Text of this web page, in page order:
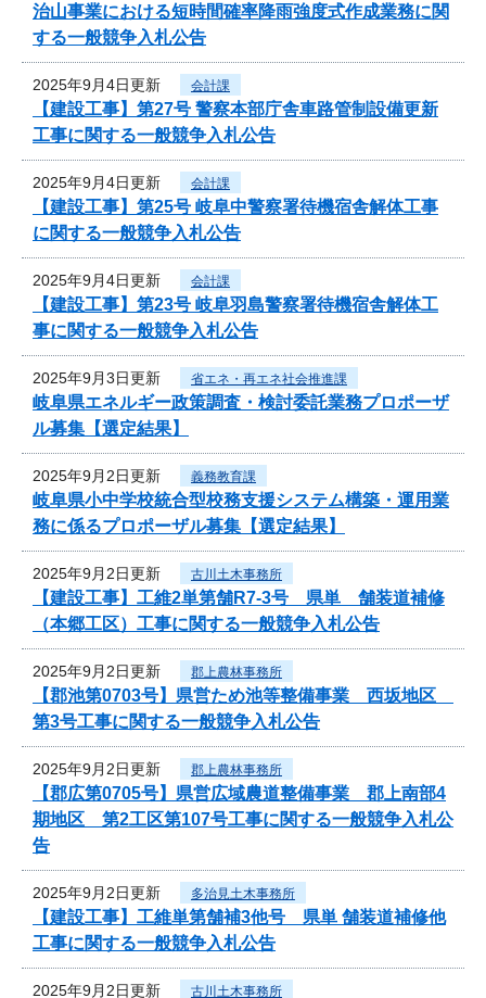
治山事業における短時間確率降雨強度式作成業務に関
する一般競争入札公告
2025年9月4日更新 会計課
【建設工事】第27号 警察本部庁舎車路管制設備更新
工事に関する一般競争入札公告
2025年9月4日更新 会計課
【建設工事】第25号 岐阜中警察署待機宿舎解体工事
に関する一般競争入札公告
2025年9月4日更新 会計課
【建設工事】第23号 岐阜羽島警察署待機宿舎解体工
事に関する一般競争入札公告
2025年9月3日更新 省エネ・再エネ社会推進課
岐阜県エネルギー政策調査・検討委託業務プロポーザ
ル募集【選定結果】
2025年9月2日更新 義務教育課
岐阜県小中学校統合型校務支援システム構築・運用業
務に係るプロポーザル募集【選定結果】
2025年9月2日更新 古川土木事務所
【建設工事】工維2単第舗R7-3号 県単 舗装道補修
（本郷工区）工事に関する一般競争入札公告
2025年9月2日更新 郡上農林事務所
【郡池第0703号】県営ため池等整備事業 西坂地区
第3号工事に関する一般競争入札公告
2025年9月2日更新 郡上農林事務所
【郡広第0705号】県営広域農道整備事業 郡上南部4
期地区 第2工区第107号工事に関する一般競争入札公
告
2025年9月2日更新 多治見土木事務所
【建設工事】工維単第舗補3他号 県単 舗装道補修他
工事に関する一般競争入札公告
2025年9月2日更新 古川土木事務所